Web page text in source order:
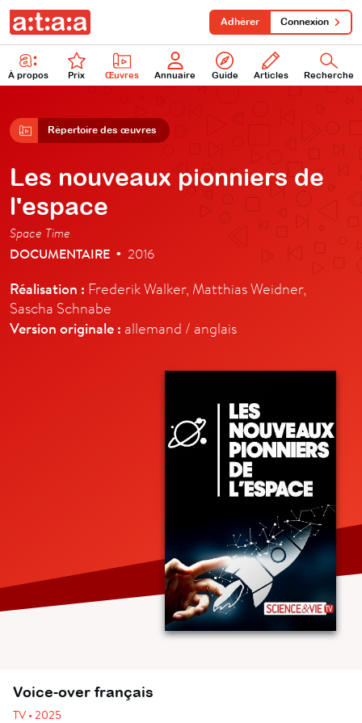
À propos Prix Œuvres Annuaire Guide Articles Recherche
Adhérer Connexion
Répertoire des œuvres
Les nouveaux pionniers de
l'espace
Space Time
DOCUMENTAIRE • 2016
Réalisation : Frederik Walker, Matthias Weidner,
Sascha Schnabe
Version originale : allemand / anglais
Voice-over français
TV • 2025